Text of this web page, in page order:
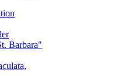
Barbara"